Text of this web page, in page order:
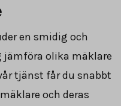
en smidig och
olika mäklare
tjänst får du snabbt
och deras